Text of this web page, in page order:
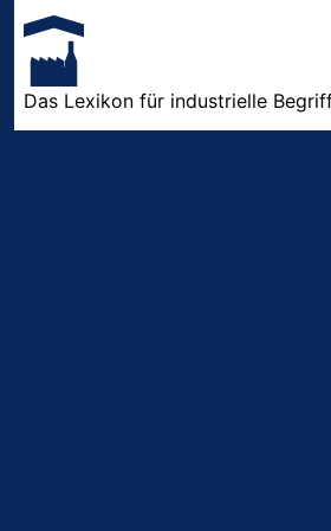
Das Lexikon für industrielle